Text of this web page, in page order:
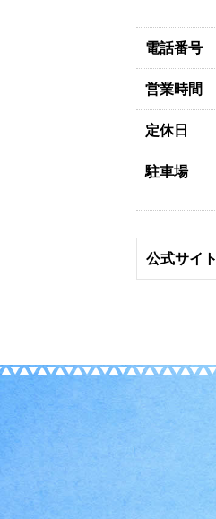
電話番号
営業時間
定休日
駐車場
公式サイト